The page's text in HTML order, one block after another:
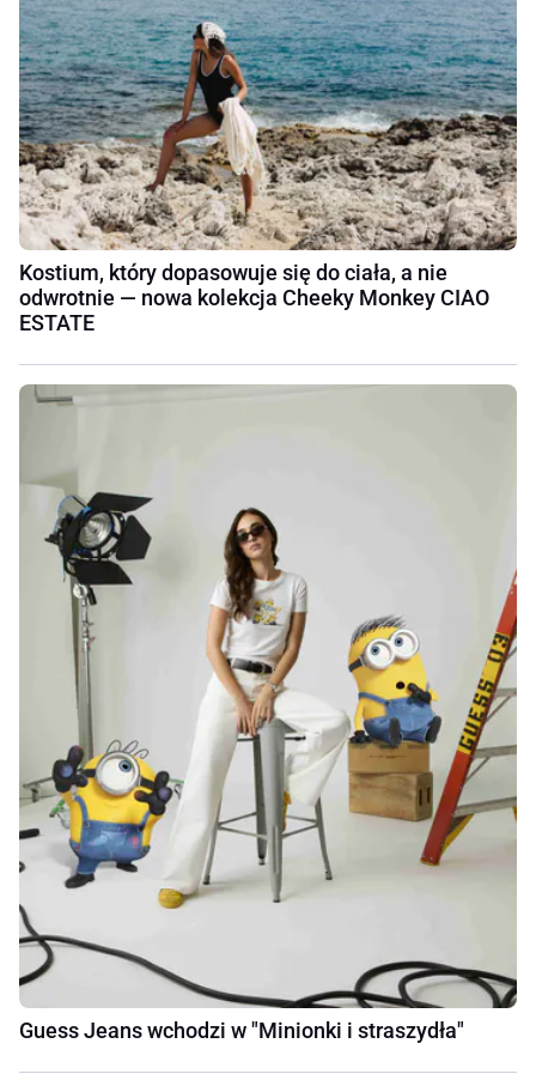
Kostium, który dopasowuje się do ciała, a nie
odwrotnie — nowa kolekcja Cheeky Monkey CIAO
ESTATE
Guess Jeans wchodzi w "Minionki i straszydła"